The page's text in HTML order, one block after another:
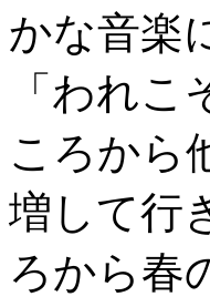
かな音楽
「われ
ころから
増して行
ろから春